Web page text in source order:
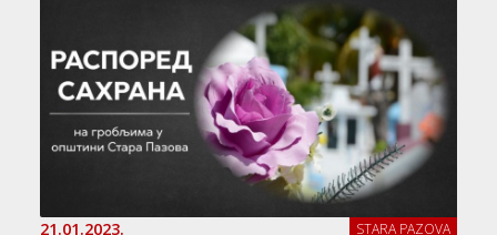
21.01.2023. STARA PAZOVA